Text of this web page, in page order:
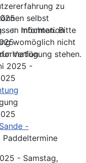
:: Information
2025 -
-
- Samstag,
zu
selbst
möchten. Bitte
womöglich nicht
Verfügung stehen.